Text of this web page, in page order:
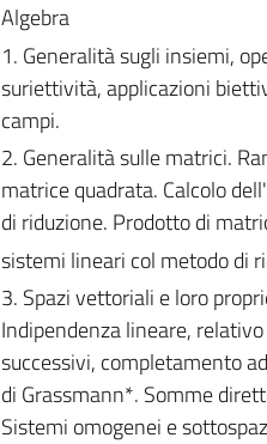
Algebra
1. Generalità sugli insiemi,
suriettività, applicazioni
campi.
2. Generalità sulle matrici.
matrice quadrata. Calcolo
di riduzione. Prodotto di
sistemi lineari col metodo di
3. Spazi vettoriali e loro
Indipendenza lineare,
successivi, completamento
di Grassmann*. Somme
Sistemi omogenei e